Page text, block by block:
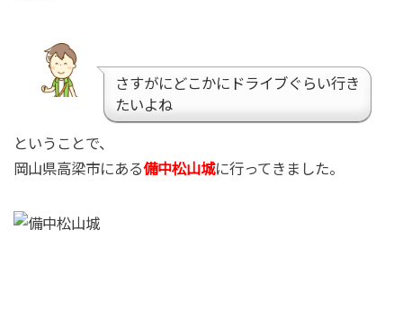
さすがにどこかにドライブぐらい行き
たいよね
ということで、
岡山県高梁市にある備中松山城に行ってきました。